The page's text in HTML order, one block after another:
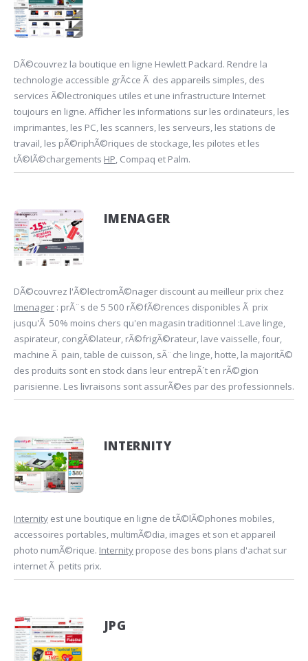
DÃ©couvrez la boutique en ligne Hewlett Packard. Rendre la
technologie accessible grÃ¢ce Ã des appareils simples, des
services Ã©lectroniques utiles et une infrastructure Internet
toujours en ligne. Afficher les informations sur les ordinateurs, les
imprimantes, les PC, les scanners, les serveurs, les stations de
travail, les pÃ©riphÃ©riques de stockage, les pilotes et les
tÃ©lÃ©chargements HP, Compaq et Palm.
IMENAGER
DÃ©couvrez l'Ã©lectromÃ©nager discount au meilleur prix chez
Imenager : prÃ¨s de 5 500 rÃ©fÃ©rences disponibles Ã prix
jusqu'Ã 50% moins chers qu'en magasin traditionnel :Lave linge,
aspirateur, congÃ©lateur, rÃ©frigÃ©rateur, lave vaisselle, four,
machine Ã pain, table de cuisson, sÃ¨che linge, hotte, la majoritÃ©
des produits sont en stock dans leur entrepÃ´t en rÃ©gion
parisienne. Les livraisons sont assurÃ©es par des professionnels.
INTERNITY
Internity est une boutique en ligne de tÃ©lÃ©phones mobiles,
accessoires portables, multimÃ©dia, images et son et appareil
photo numÃ©rique. Internity propose des bons plans d'achat sur
internet Ã petits prix.
JPG